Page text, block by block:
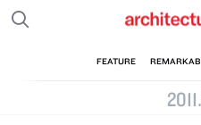
2011.